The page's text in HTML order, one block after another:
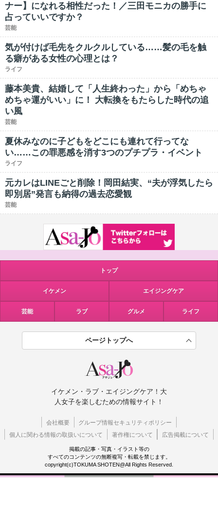
ナー】になれる相性だった！／三田モニカの勝手に
占っていいですか？
芸能
気が付けば毛先をクルクルしている……髪の毛を触
る癖がある女性の心理とは？
ライフ
藤本美貴、結婚して「人生終わった」から「めちゃ
めちゃ運がいい」に！ 大転換をもたらした時代の追
い風
芸能
夏休みなのに子どもをどこにも連れて行ってな
い……この罪悪感を消す3つのプチプラ・イベント
ライフ
元カレはLINEごと削除！岡田結実、“夫が浮気したら
即別居”発言も納得の過去恋愛観
芸能
トップ
イケメン エイジングケア
芸能 ラブ グルメ ライフ
ページトップへ
イケメン・ラブ・エイジングケア！大
人女子を楽しむための情報サイト！
会社概要
グループ情報セキュリティポリシー
個人に関わる情報の取扱いについて
著作権について 広告掲載について
掲載の記事・写真・イラスト等の
すべてのコンテンツの無断複写・転載を禁じます。
copyright(c)TOKUMA SHOTEN@All Rights Reserved.